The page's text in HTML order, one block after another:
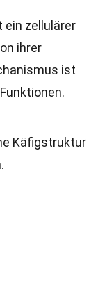
zellulärer
ihrer
ist
Käfigstruktur